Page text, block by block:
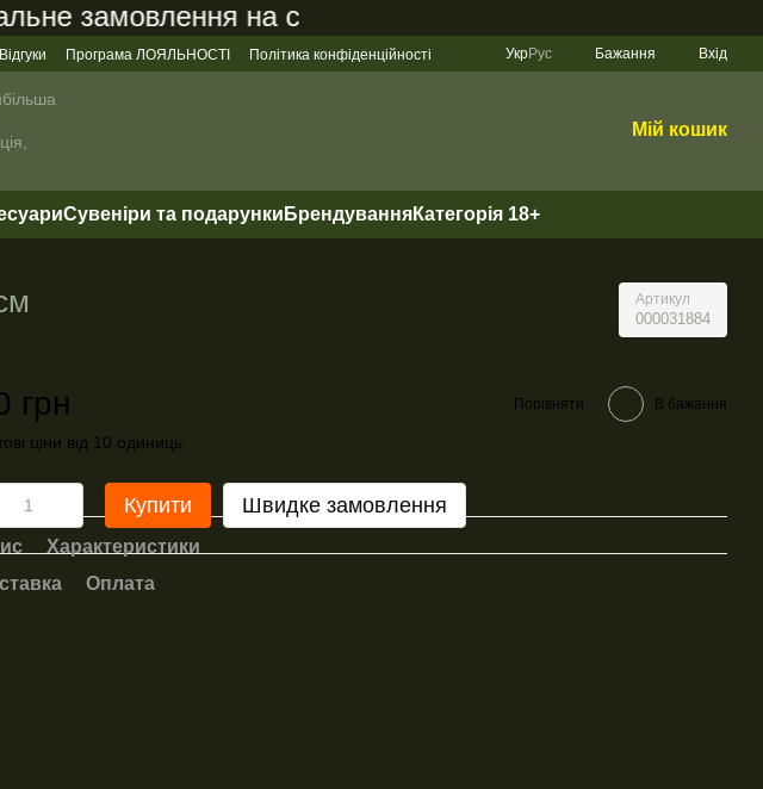
замовлення на сайті становить 200 грн
Відгуки Програма ЛОЯЛЬНОСТІ
Політика конфіденційності
УкрРус Бажання Вхід
Мій кошик
Сувеніри та подарунки БрендуванняКатегорія 18+
Артикул
000031884
грн Порівняти В бажання
ціни від 10 одиниць
Купити Швидке замовлення
Характеристики
Оплата